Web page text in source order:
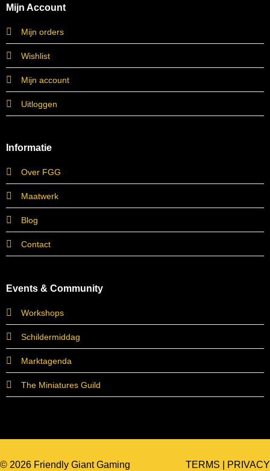
Mijn Account
Mijn orders
Wishlist
Mijn account
Uitloggen
Informatie
Over FGG
Maatwerk
Blog
Contact
Events & Community
Workshops
Schildermiddag
Marktagenda
The Miniatures Guild
© 2026 Friendly Giant Gaming TERMS PRIVACY